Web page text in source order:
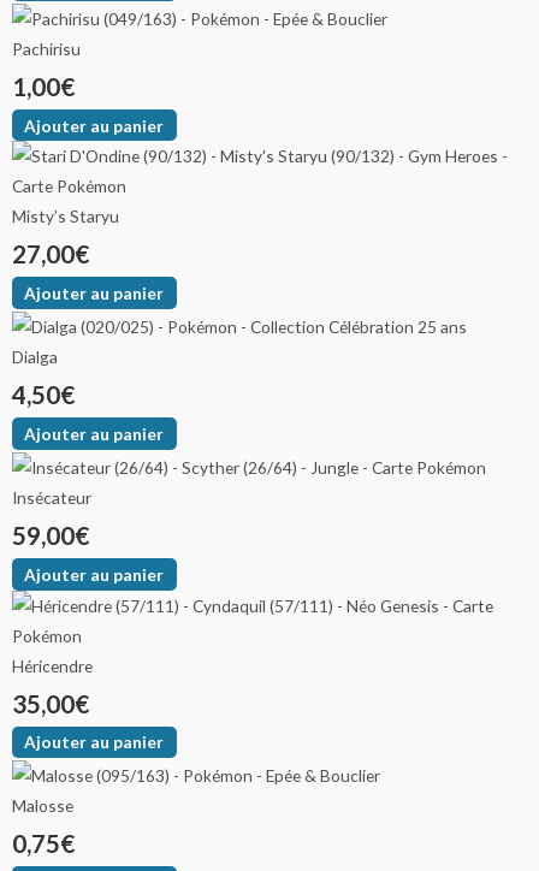
Pachirisu
1,00€
Ajouter au panier
Misty’s Staryu
27,00€
Ajouter au panier
Dialga
4,50€
Ajouter au panier
Insécateur
59,00€
Ajouter au panier
Héricendre
35,00€
Ajouter au panier
Malosse
0,75€